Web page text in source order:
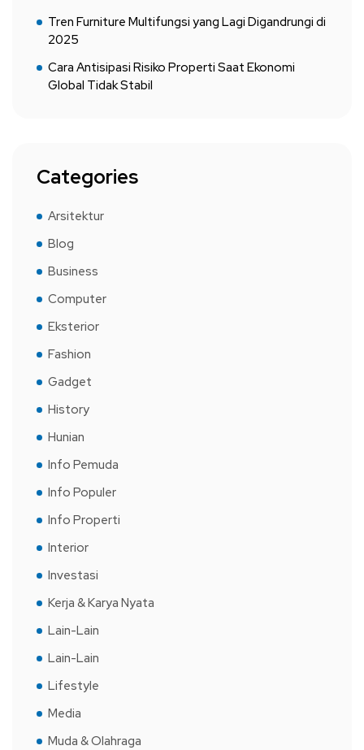
Tren Furniture Multifungsi yang Lagi Digandrungi di
2025
Cara Antisipasi Risiko Properti Saat Ekonomi
Global Tidak Stabil
Categories
Arsitektur
Blog
Business
Computer
Eksterior
Fashion
Gadget
History
Hunian
Info Pemuda
Info Populer
Info Properti
Interior
Investasi
Kerja & Karya Nyata
Lain-Lain
Lain-Lain
Lifestyle
Media
Muda & Olahraga